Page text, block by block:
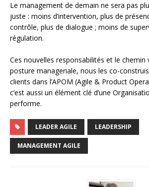
Le management de demain ne sera pas
juste : moins d’intervention, plus de
contrôle, plus de dialogue ; moins de
régulation.
Ces nouvelles responsabilités et le chemin
posture manageriale, nous les co-
clients dans l’APOM (Agile & Product
c’est aussi un élément clé d’une
performe.
LEADER AGILE LEADERSHIP
MANAGEMENT AGILE